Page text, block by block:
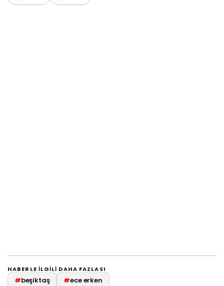
HABERLE ILGILI DAHA FAZLASI
#beşiktaş #ece erken